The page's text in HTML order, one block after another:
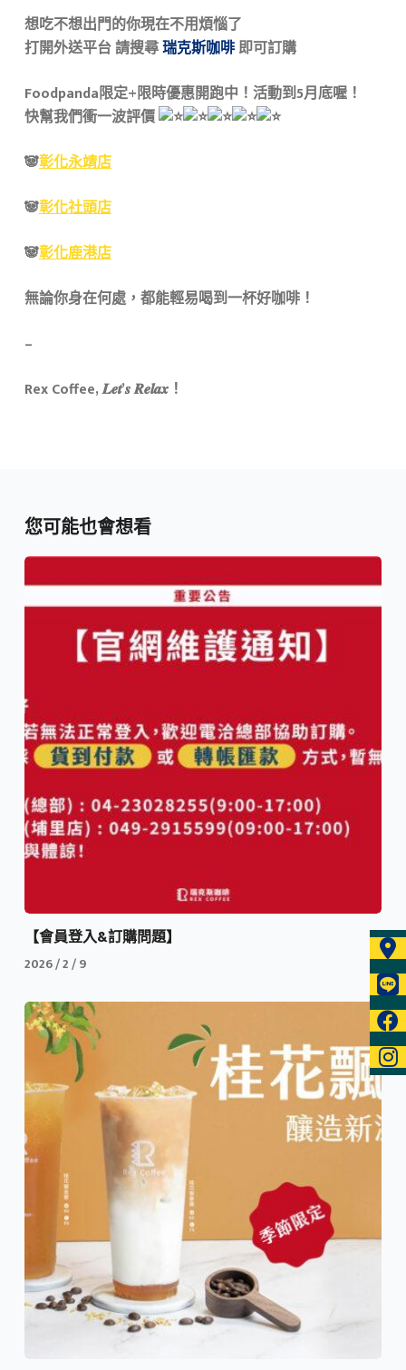
​​想吃不想出門的你現在不用煩惱了
​打開外送平台 請搜尋瑞克斯咖啡即可訂購​​
Foodpanda限定+限時優惠開跑中！活動到5月底喔！
​快幫我們衝一波評價
🐼彰化永靖店
🐼彰化社頭店
🐼彰化鹿港店
​​無論你身在何處，都能輕易喝到一杯好咖啡！​
–
​Rex Coffee, 𝑳𝒆𝒕’𝒔 𝑹𝒆𝒍𝒂𝒙！​
您可能也會想看
【會員登入&訂購問題】
2026 / 2 / 9